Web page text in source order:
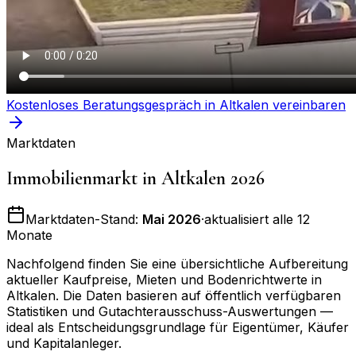
Kostenloses Beratungsgespräch in Altkalen vereinbaren
Marktdaten
Immobilienmarkt in Altkalen 2026
Marktdaten-Stand: Mai 2026·aktualisiert alle 12
Monate
Nachfolgend finden Sie eine übersichtliche Aufbereitung
aktueller Kaufpreise, Mieten und Bodenrichtwerte in
Altkalen. Die Daten basieren auf öffentlich verfügbaren
Statistiken und Gutachterausschuss-Auswertungen —
ideal als Entscheidungsgrundlage für Eigentümer, Käufer
und Kapitalanleger.